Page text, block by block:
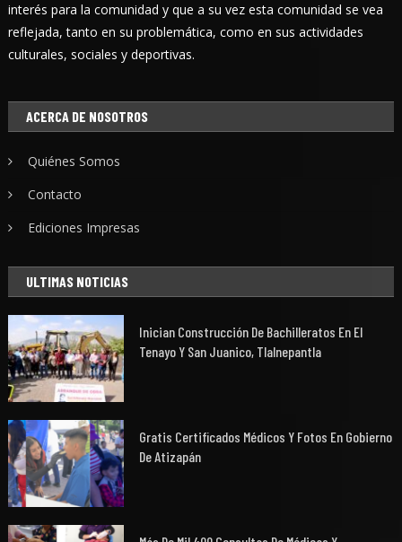
interés para la comunidad y que a su vez esta comunidad se vea
reflejada, tanto en su problemática, como en sus actividades
culturales, sociales y deportivas.
ACERCA DE NOSOTROS
Quiénes Somos
Contacto
Ediciones Impresas
ULTIMAS NOTICIAS
Inician Construcción De Bachilleratos En El
Tenayo Y San Juanico, Tlalnepantla
Gratis Certificados Médicos Y Fotos En Gobierno
De Atizapán